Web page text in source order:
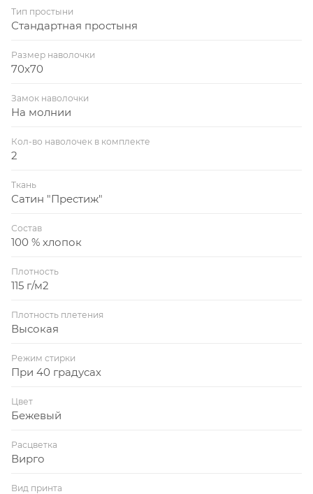
Тип простыни
Стандартная простыня
Размер наволочки
70x70
Замок наволочки
На молнии
Кол-во наволочек в комплекте
2
Ткань
Сатин "Престиж"
Состав
100 % хлопок
Плотность
115 г/м2
Плотность плетения
Высокая
Режим стирки
При 40 градусах
Цвет
Бежевый
Расцветка
Вирго
Вид принта